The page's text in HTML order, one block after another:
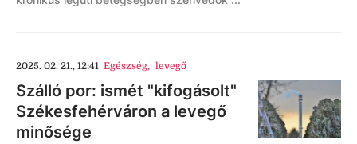
2025. 02. 21., 12:41 Egészség, levegő
Szálló por: ismét "kifogásolt"
Székesfehérváron a levegő
minősége